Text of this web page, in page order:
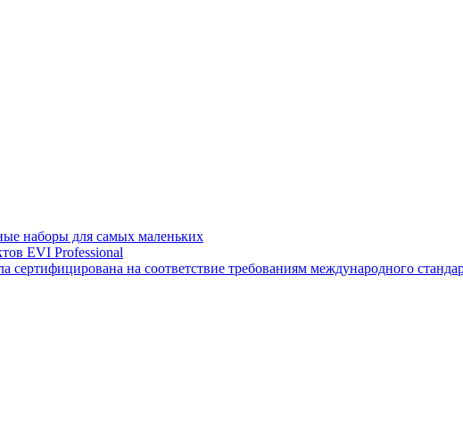
наборы для самых маленьких
EVI Professional
на соответствие требованиям международного